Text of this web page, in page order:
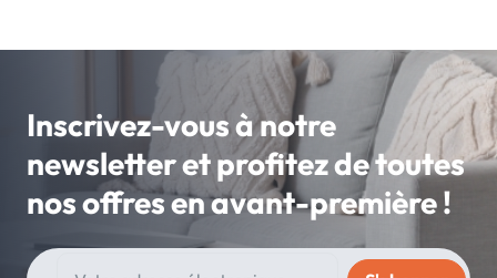
Inscrivez-vous à notre
newsletter et profitez de toutes
nos offres en avant-première !